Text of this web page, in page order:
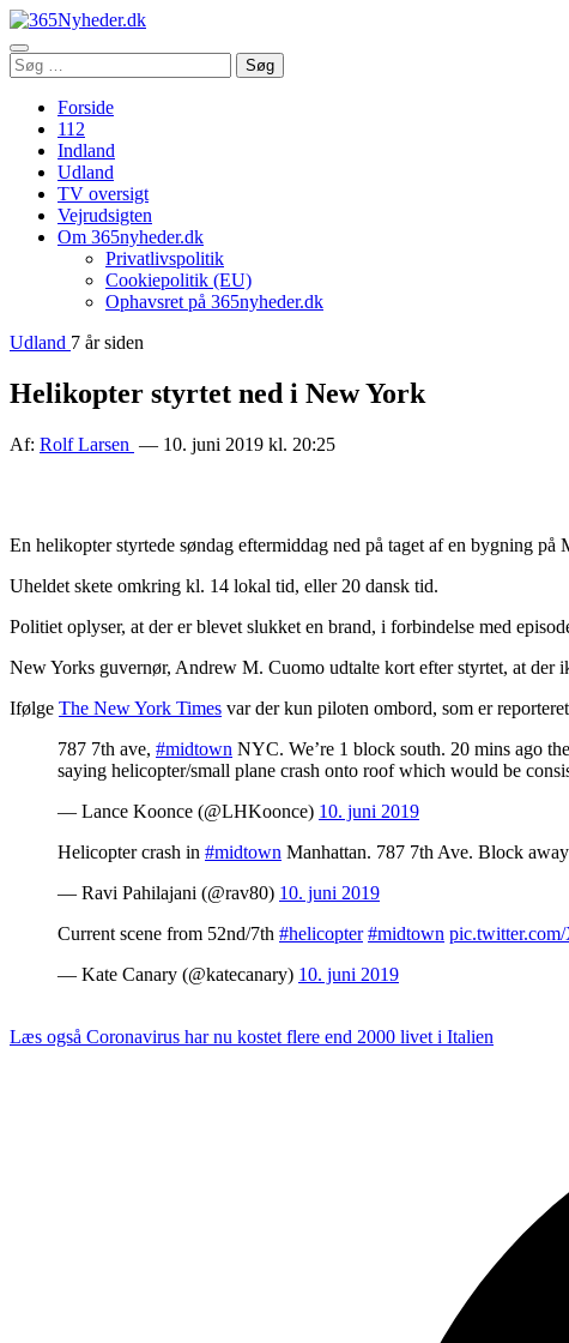
Åbn
menu
Søg
efter:
Søg
Forside
112
Indland
Udland
TV oversigt
Vejrudsigten
Om 365nyheder.dk
Privatlivspolitik
Cookiepolitik (EU)
Ophavsret på 365nyheder.dk
Udland 7 år siden
Helikopter styrtet ned i New York
Af: Rolf Larsen — 10. juni 2019 kl. 20:25
En helikopter styrtede søndag eftermiddag ned på taget af en bygning på
Uheldet skete omkring kl. 14 lokal tid, eller 20 dansk tid.
Politiet oplyser, at der er blevet slukket en brand, i forbindelse med
New Yorks guvernør, Andrew M. Cuomo udtalte kort efter styrtet, at der
Ifølge The New York Times var der kun piloten ombord, som er
787 7th ave, #midtown NYC. We’re 1 block south. 20 mins ago
saying helicopter/small plane crash onto roof which would be
— Lance Koonce (@LHKoonce) 10. juni 2019
Helicopter crash in #midtown Manhattan. 787 7th Ave. Block
— Ravi Pahilajani (@rav80) 10. juni 2019
Current scene from 52nd/7th #helicopter #midtown
— Kate Canary (@katecanary) 10. juni 2019
Læs også Coronavirus har nu kostet flere end 2000 livet i Italien